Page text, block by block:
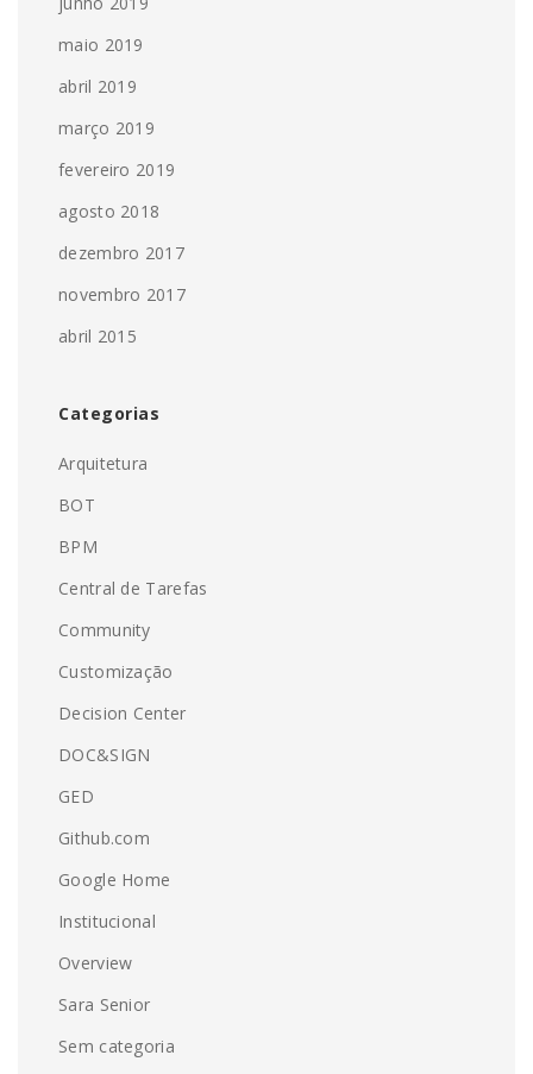
maio 2019
abril 2019
março 2019
fevereiro 2019
agosto 2018
dezembro 2017
novembro 2017
abril 2015
Categorias
Arquitetura
BOT
BPM
Central de Tarefas
Community
Customização
Decision Center
DOC&SIGN
GED
Github.com
Google Home
Institucional
Overview
Sara Senior
Sem categoria